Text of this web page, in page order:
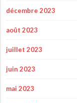
décembre 2023
août 2023
juillet 2023
juin 2023
mai 2023